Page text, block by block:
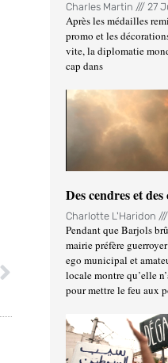
Charles Martin 27
Après les médailles
promo et les
vite, la diplomatie
cap dans
Des cendres et
Charlotte L'Haridon
Pendant que Barjols
mairie préfère
ego municipal et
locale montre qu’elle
pour mettre le feu aux